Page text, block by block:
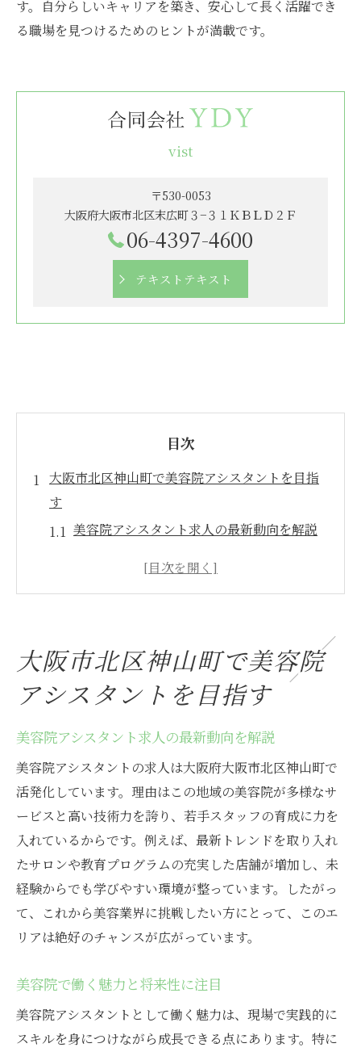
す。自分らしいキャリアを築き、安心して長く活躍でき
る職場を見つけるためのヒントが満載です。
vist
〒530-0053
大阪府大阪市北区末広町３−３１ＫＢＬＤ２Ｆ
06-4397-4600
テキストテキスト
目次
大阪市北区神山町で美容院アシスタントを目指
す
美容院アシスタント求人の最新動向を解説
美容院でキャリアを始める第一歩のコツ
美容院で働くなら神山町の魅力に注目
美容院で働く女性に選ばれる理由とは
美容院アシスタントに嬉しい働き方改革
美容院で学べる最新ヘアスタイル技術
美容院スタッフの雰囲気や職場環境紹介
美容院で叶うワークライフバランス実現
アシスタントとして美容院で成長するには
美容院での研修制度とスキルアップ方法
美容院アシスタント経験の活かし方紹介
美容院勤務で身につく接客力と技術力
美容院アシスタントが抱く将来の夢とは
美容院での実体験が成長につながる理由
大阪市北区神山町で美容院
アシスタントを目指す
美容院アシスタント求人の最新動向を解説
美容院アシスタントの求人は大阪府大阪市北区神山町で
活発化しています。理由はこの地域の美容院が多様なサ
ービスと高い技術力を誇り、若手スタッフの育成に力を
入れているからです。例えば、最新トレンドを取り入れ
たサロンや教育プログラムの充実した店舗が増加し、未
経験からでも学びやすい環境が整っています。したがっ
て、これから美容業界に挑戦したい方にとって、このエ
リアは絶好のチャンスが広がっています。
美容院で働く魅力と将来性に注目
美容院アシスタントとして働く魅力は、現場で実践的に
スキルを身につけながら成長できる点にあります。特に